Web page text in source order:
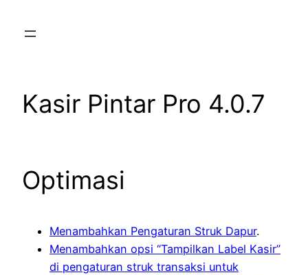
Kasir Pintar Pro 4.0.7
Optimasi
Menambahkan Pengaturan Struk Dapur.
Menambahkan opsi “Tampilkan Label Kasir”
di pengaturan struk transaksi untuk